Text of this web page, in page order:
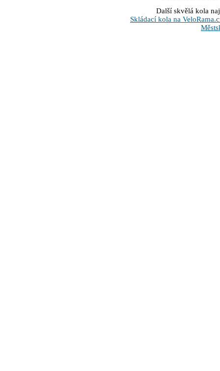
Další skvělá kola
Skládací kola na